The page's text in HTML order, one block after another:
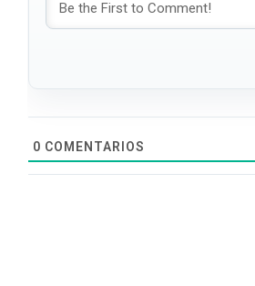
0 COMENTARIOS